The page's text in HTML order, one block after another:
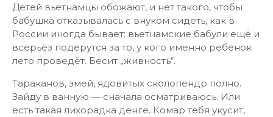
Детей вьетнамцы обожают, и нет такого, чтобы
бабушка отказывалась с внуком сидеть, как в
России иногда бывает: вьетнамские бабули ещё и
всерьёз подерутся за то, у кого именно ребёнок
лето проведёт. Бесит „живность“.
Тараканов, змей, ядовитых сколопендр полно.
Зайду в ванную — сначала осматриваюсь. Или
есть такая лихорадка денге. Комар тебя укусит,